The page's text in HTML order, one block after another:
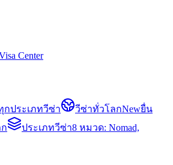
Center
กประเภทวีซ่า วีซ่าทั่วโลกNewยื่น
ประเภทวีซ่า8 หมวด: Nomad,